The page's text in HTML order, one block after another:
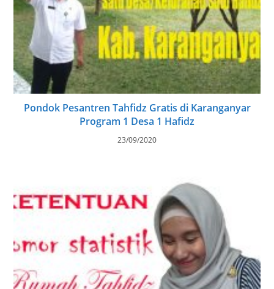
Pondok Pesantren Tahfidz Gratis di Karanganyar
Program 1 Desa 1 Hafidz
23/09/2020